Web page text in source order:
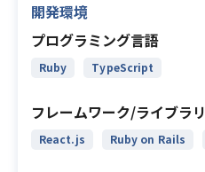
開発環境
プログラミング言語
Ruby TypeScript
フレームワーク/ライブラリ
React.js Ruby on Rails